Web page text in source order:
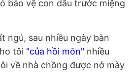
bảo vệ con dâu trước miệng
ngủ, sau nhiều ngày bàn
tôi "của hồi môn" nhiều
về nhà chồng được nở mày